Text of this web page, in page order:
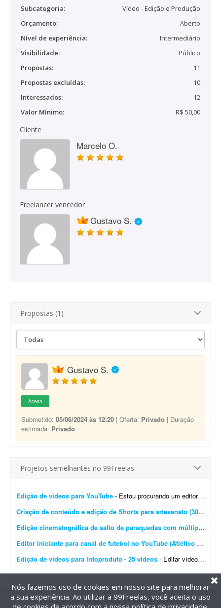
Subcategoria:
Vídeo - Edição e Produção
Orçamento:
Aberto
Nível de experiência:
Intermediário
Visibilidade:
Público
Propostas:
11
Propostas excluídas:
10
Interessados:
12
Valor Mínimo:
R$ 50,00
Cliente
Marcelo O.
Freelancer vencedor
Gustavo S.
Propostas (1)
Gustavo S.
Aceita
Submetido: 05/06/2024 às 12:20 | Oferta: Privado | Duração
estimada: Privado
Projetos semelhantes no 99Freelas
Edição de vídeos para YouTube - Estou procurando um editor de vídeo para editar vídeos longos para YouTube. A edição não precisa ser muito sofisticada. Procuro algo simples, dinâmico e ag...
Criação de conteúdo e edição de Shorts para artesanato (30 vídeos/mês)
Edição cinematográfica de salto de paraquedas com múltiplas câmeras
Editor iniciante para canal de futebol no YouTube (Atlético Mineiro)
Edição de vídeos para infoproduto - 25 vídeos - Editar vídeos para o meu infoproduto/curso online. Deve saber manusear os principais editores de vídeo. - Produção e edição de 25 vídeos. - Experi&...
@2014-2026 99Freelas. Todos os direitos reservados.
Nós fazemos uso de cookies em nosso site para melhorar
a sua experiência. Ao utilizar a 99Freelas, você aceita o uso